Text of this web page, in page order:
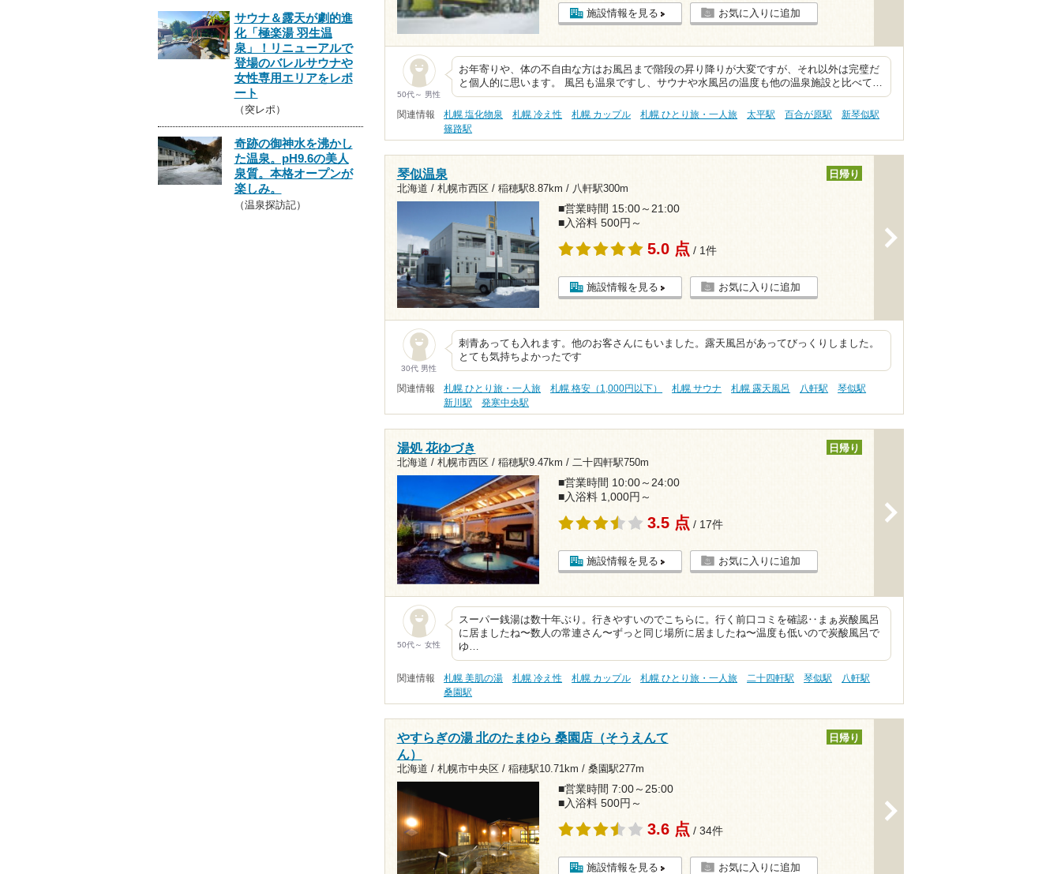
施設情報を見る お気に入りに追加
50代～ 男性
お年寄りや、体の不自由な方はお風呂まで階段の昇り降りが大変ですが、それ以外は完璧だ
と個人的に思います。 風呂も温泉ですし、サウナや水風呂の温度も他の温泉施設と比べて…
関連情報 札幌 塩化物泉 札幌 冷え性 札幌 カップル 札幌 ひとり旅・一人旅 太平駅 百合が原駅
新琴似駅
篠路駅
琴似温泉
北海道 / 札幌市西区 / 稲穂駅8.87km / 八軒駅300m
日帰り
■営業時間 15:00～21:00
■入浴料 500円～
5.0 点 / 1件
施設情報を見る お気に入りに追加
30代 男性
刺青あっても入れます。他のお客さんにもいました。露天風呂があってびっくりしました。
とても気持ちよかったです
関連情報 札幌 ひとり旅・一人旅 札幌 格安（1,000円以下） 札幌 サウナ 札幌 露天風呂 八軒駅
琴似駅
新川駅
発寒中央駅
湯処 花ゆづき
北海道 / 札幌市西区 / 稲穂駅9.47km / 二十四軒駅750m
日帰り
■営業時間 10:00～24:00
■入浴料 1,000円～
3.5 点 / 17件
施設情報を見る お気に入りに追加
50代～ 女性
スーパー銭湯は数十年ぶり。行きやすいのでこちらに。行く前口コミを確認‥まぁ炭酸風呂
に居ましたね〜数人の常連さん〜ずっと同じ場所に居ましたね〜温度も低いので炭酸風呂で
ゆ…
関連情報 札幌 美肌の湯 札幌 冷え性 札幌 カップル 札幌 ひとり旅・一人旅 二十四軒駅 琴似駅
八軒駅
桑園駅
やすらぎの湯 北のたまゆら 桑園店（そうえんて
ん）
北海道 / 札幌市中央区 / 稲穂駅10.71km / 桑園駅277m
日帰り
■営業時間 7:00～25:00
■入浴料 500円～
3.6 点 / 34件
施設情報を見る お気に入りに追加
サウナ＆露天が劇的進
化「極楽湯 羽生温
泉」！リニューアルで
登場のバレルサウナや
女性専用エリアをレポ
ート
（突レポ）
奇跡の御神水を沸かし
た温泉。pH9.6の美人
泉質。本格オープンが
楽しみ。
（温泉探訪記）